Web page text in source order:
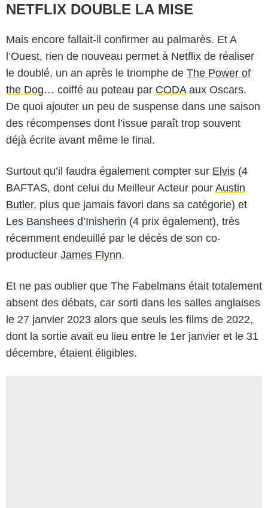
NETFLIX DOUBLE LA MISE
Mais encore fallait-il confirmer au palmarès. Et A
l’Ouest, rien de nouveau permet à Netflix de réaliser
le doublé, un an après le triomphe de The Power of
the Dog… coiffé au poteau par CODAaux Oscars.
De quoi ajouter un peu de suspense dans une saison
des récompenses dont l’issue paraît trop souvent
déjà écrite avant même le final.
Surtout qu’il faudra également compter sur Elvis (4
BAFTAS, dont celui du Meilleur Acteur pour Austin
Butler, plus que jamais favori dans sa catégorie) et
Les Banshees d’Inisherin (4 prix également), très
récemment endeuillé par le décès de son co-
producteur James Flynn.
Et ne pas oublier que The Fabelmans était totalement
absent des débats, car sorti dans les salles anglaises
le 27 janvier 2023 alors que seuls les films de 2022,
dont la sortie avait eu lieu entre le 1er janvier et le 31
décembre, étaient éligibles.